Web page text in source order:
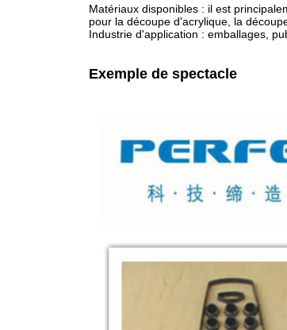
Matériaux disponibles : il est
pour la découpe d'acrylique, la
Industrie d'application : emballages,
Exemple de spectacle